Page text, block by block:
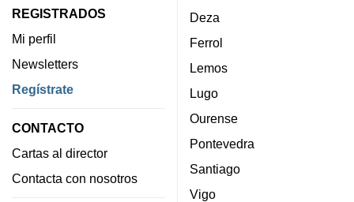
REGISTRADOS
Mi perfil
Newsletters
Regístrate
CONTACTO
Cartas al director
Contacta con nosotros
Deza
Ferrol
Lemos
Lugo
Ourense
Pontevedra
Santiago
Vigo